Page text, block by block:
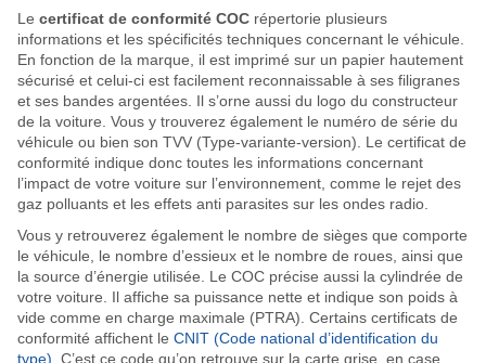
Le certificat de conformité COC répertorie plusieurs
informations et les spécificités techniques concernant le véhicule.
En fonction de la marque, il est imprimé sur un papier hautement
sécurisé et celui-ci est facilement reconnaissable à ses filigranes
et ses bandes argentées. Il s’orne aussi du logo du constructeur
de la voiture. Vous y trouverez également le numéro de série du
véhicule ou bien son TVV (Type-variante-version). Le certificat de
conformité indique donc toutes les informations concernant
l’impact de votre voiture sur l’environnement, comme le rejet des
gaz polluants et les effets anti parasites sur les ondes radio.
Vous y retrouverez également le nombre de sièges que comporte
le véhicule, le nombre d’essieux et le nombre de roues, ainsi que
la source d’énergie utilisée. Le COC précise aussi la cylindrée de
votre voiture. Il affiche sa puissance nette et indique son poids à
vide comme en charge maximale (PTRA). Certains certificats de
conformité affichent le CNIT (Code national d’identification du
type). C’est ce code qu’on retrouve sur la carte grise, en case